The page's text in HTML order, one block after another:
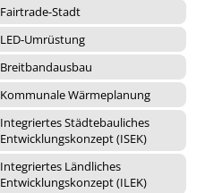
Fairtrade-Stadt
LED-Umrüstung
Breitbandausbau
Kommunale Wärmeplanung
Integriertes Städtebauliches
Entwicklungskonzept (ISEK)
Integriertes Ländliches
Entwicklungskonzept (ILEK)